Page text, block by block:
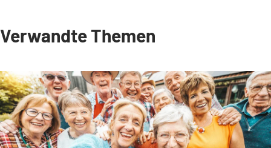
Verwandte Themen